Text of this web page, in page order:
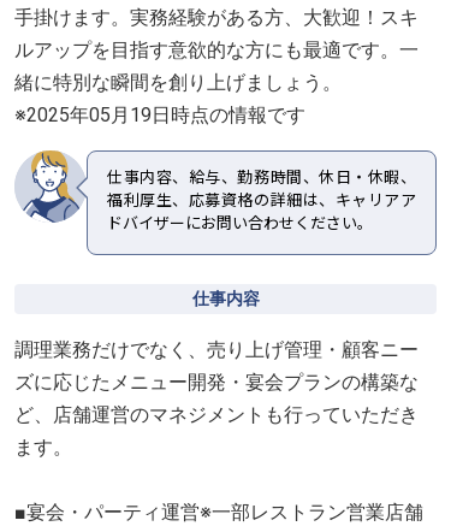
手掛けます。実務経験がある方、大歓迎！スキ
ルアップを目指す意欲的な方にも最適です。一
緒に特別な瞬間を創り上げましょう。
※2025年05月19日時点の情報です
仕事内容、給与、勤務時間、休日・休暇、
福利厚生、応募資格の詳細は、キャリアア
ドバイザーにお問い合わせください。
仕事内容
調理業務だけでなく、売り上げ管理・顧客ニー
ズに応じたメニュー開発・宴会プランの構築な
ど、店舗運営のマネジメントも行っていただき
ます。
■宴会・パーティ運営※一部レストラン営業店舗